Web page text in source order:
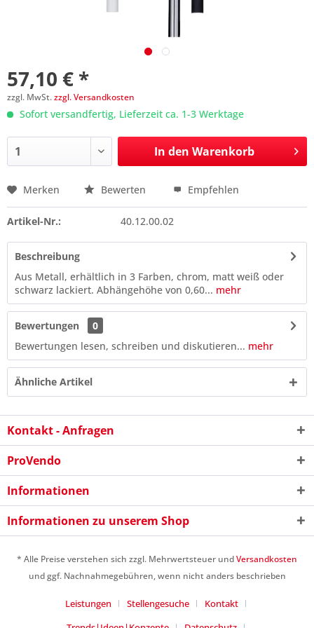
57,10 € *
zzgl. MwSt.zzgl. Versandkosten
Sofort versandfertig, Lieferzeit ca. 1-3 Werktage
In den Warenkorb
Preis anfragen
Merken Bewerten Empfehlen
Artikel-Nr.: 40.12.00.02
Beschreibung
Aus Metall, erhältlich in 3 Farben, chrom, matt weiß oder
schwarz lackiert. Abhängehöhe von 0,60... mehr
Bewertungen
0
Bewertungen lesen, schreiben und diskutieren... mehr
Ähnliche Artikel
Kontakt - Anfragen
ProVendo
Informationen
Informationen zu unserem Shop
* Alle Preise verstehen sich zzgl. Mehrwertsteuer undVersandkosten
und ggf. Nachnahmegebühren, wenn nicht anders beschrieben
Leistungen Stellengesuche
Kontakt